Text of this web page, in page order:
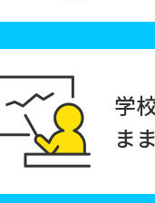
学
ま